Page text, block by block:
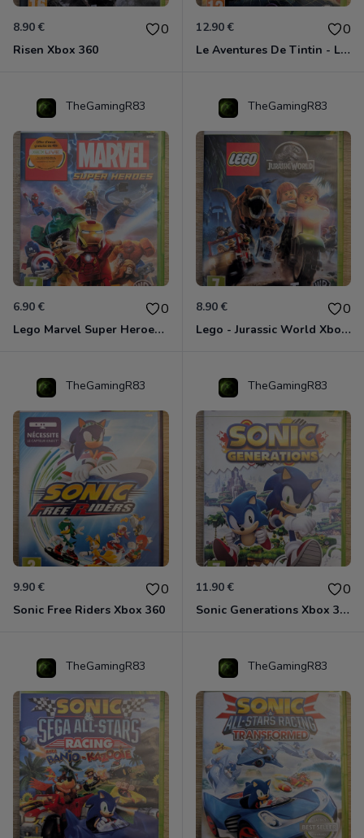
8.90 € 0
Risen Xbox 360
12.90 € 0
Le Aventures De Tintin - Le Secret De La Licorne Xbox 360
TheGamingR83
6.90 € 0
Lego Marvel Super Heroes Xbox 360
TheGamingR83
8.90 € 0
Lego - Jurassic World Xbox 360
TheGamingR83
9.90 € 0
Sonic Free Riders Xbox 360
TheGamingR83
11.90 € 0
Sonic Generations Xbox 360
TheGamingR83 TheGamingR83